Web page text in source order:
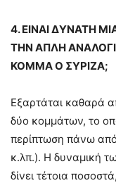
4. ΕΙΝΑΙ ΔΥΝΑΤΗ
ΤΗΝ ΑΠΛΗ
ΚΟΜΜΑ Ο ΣΥΡΙΖΑ;
Εξαρτάται καθαρά
δύο κομμάτων, το
περίπτωση πάνω
κ.λπ.). Η δυναμική
δίνει τέτοια